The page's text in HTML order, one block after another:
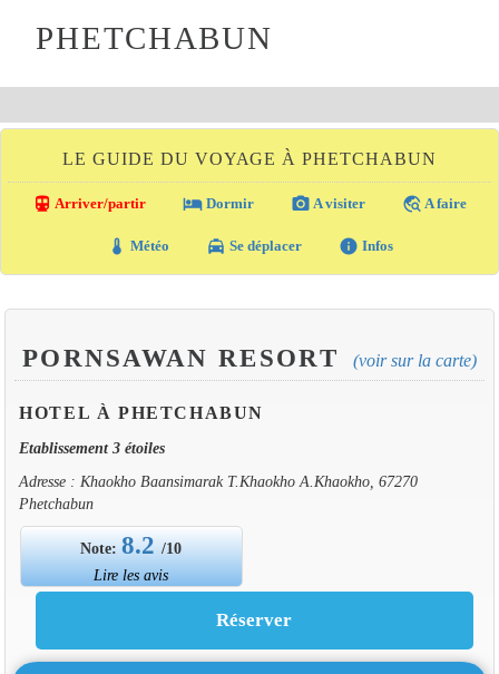
PHETCHABUN
LE GUIDE DU VOYAGE À PHETCHABUN
directions_transit Arriver/partir local_hotel Dormir photo_camera A visiter travel_explore A faire
thermostat Météo local_taxi Se déplacer info Infos
PORNSAWAN RESORT (voir sur la carte)
HOTEL À PHETCHABUN
Etablissement 3 étoiles
Adresse : Khaokho Baansimarak T.Khaokho A.Khaokho, 67270
Phetchabun
Note:8.2/10
Lire les avis